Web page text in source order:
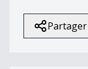
Partager